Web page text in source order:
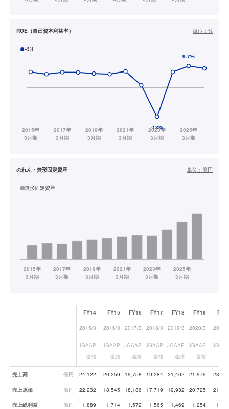
ROE（自己資本利益率） 単位： %
ROE
のれん・無形固定資産 単位： 億円
無形固定資産
業績データ一覧
FY14 FY15 FY16 FY17 FY18 FY19
2015/3 2016/3 2017/3 2018/3 2019/3 2020/3 2021/
JGAAP
連結
JGAAP
連結
JGAAP
連結
JGAAP
連結
JGAAP
連結
JGAAP
連結
売上高 億円 24,122 20,259 19,758 19,284 21,402 21,979
売上原価 億円 22,232 18,545 18,186 17,719 19,932 20,725
売上総利益 億円 1,889 1,714 1,572 1,565 1,469 1,254